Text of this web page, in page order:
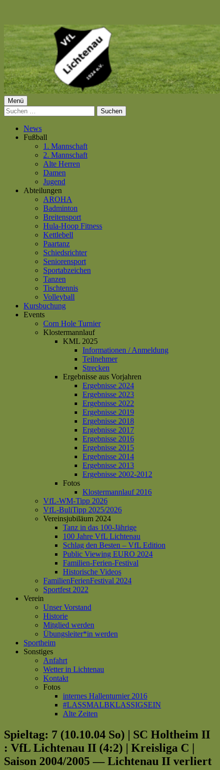
Springe
zum
Inhalt
VfL Lichtenau 1924 e.V.
Primäres
Menü
Menü
Suchen
nach:
News
Fußball
1. Mannschaft
2. Mannschaft
Alte Herren
Damen
Jugend
Abteilungen
AROHA
Badminton
Breitensport
Hula-Hoop Fitness
Kettlebell
Paartanz
Schiedsrichter
Seniorensport
Sportabzeichen
Tanzen
Tischtennis
Volleyball
Kursbuchung
Events
Corn Hole Turnier
Klostermannlauf
KML 2025
Informationen / Anmeldung
Teilnehmer
Strecken
Ergebnisse aus Vorjahren
Ergebnisse 2024
Ergebnisse 2023
Ergebnisse 2022
Ergebnisse 2019
Ergebnisse 2018
Ergebnisse 2017
Ergebnisse 2016
Ergebnisse 2015
Ergebnisse 2014
Ergebnisse 2013
Ergebnisse 2002-2012
Fotos
Klostermannlauf 2016
VfL-WM-Tipp 2026
VfL-BuliTipp 2025/2026
Vereinsjubiläum 2024
Tanz in das 100-Jährige
100 Jahre VfL Lichtenau
Schlag den Besten – VfL Edition
Public Viewing EURO 2024
Familien-Ferien-Festival
Historische Videos
FamilienFerienFestival 2024
Sportfest 2022
Verein
Unser Vorstand
Historie
Mitglied werden
Übungsleiter*in werden
Sportheim
Sonstiges
Anfahrt
Wetter in Lichtenau
Kontakt
Fotos
internes Hallenturnier 2016
#LASSMALBKLASSIGSEIN
Alte Zeiten
Spieltag: 7 (10.10.04 So) | SC Holtheim II
: VfL Lichtenau II (4:2) | Kreisliga C |
Saison 2004/2005 — Lichtenau II verliert